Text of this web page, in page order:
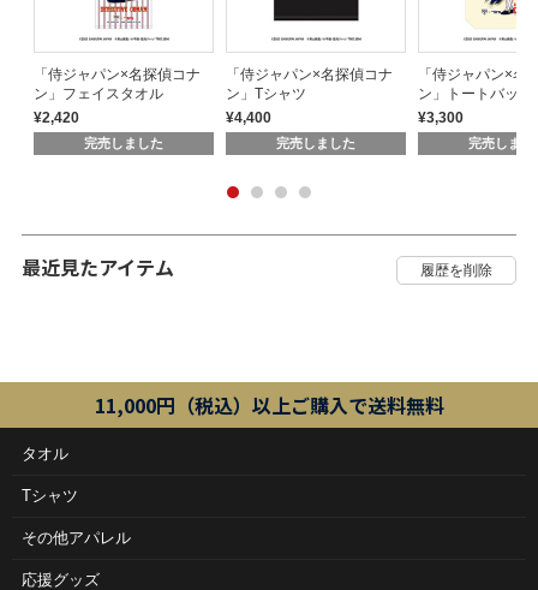
「侍ジャパン×名探偵コナ
ン」フェイスタオル
¥2,420
完売しました
「侍ジャパン×名探偵コナ
ン」Tシャツ
¥4,400
完売しました
「侍ジャパン×名
ン」トートバッグ
¥3,300
完売しまし
最近見たアイテム
11,000円（税込）以上ご購入で送料無料
タオル
Tシャツ
その他アパレル
応援グッズ